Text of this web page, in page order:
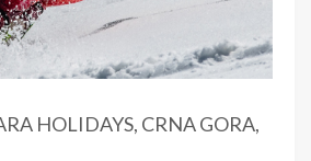
HOLIDAYS, CRNA GORA,